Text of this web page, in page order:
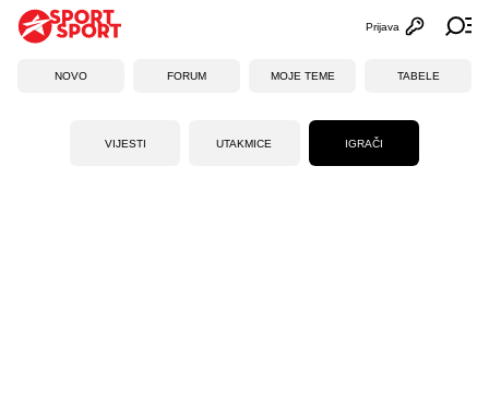
Otvori
Prijava
NOVO FORUM MOJE TEME TABELE
VIJESTI UTAKMICE IGRAČI